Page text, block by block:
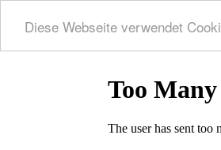
Diese Webseite verwendet